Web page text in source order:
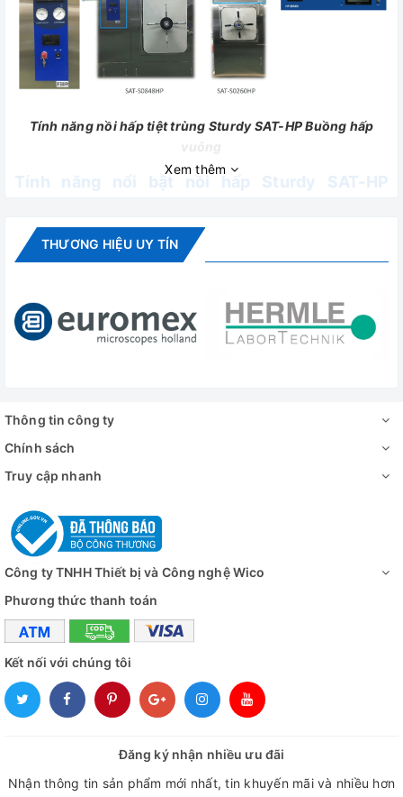
Tính năng nồi hấp tiệt trùng Sturdy SAT-HP Buồng hấp
Tính năng nổi bật nồi hấp Sturdy SAT-HP
- Đáp ứng tiêu chuẩn ISO 13485:2003, NS-EN ISO
13485:2012, CE certified (tiêu chuẩn an toàn áp suất:
- Tiêu chuẩn thiết kế: tiêu chuẩn ASME VIII
- Nồi hấp tiệt trùng dung tích lớn, buồng hấp nằm ngang,
trùng.
- Bộ điều khiển PLC màn hình HMI, tính năng tạo chân không
trước quá trình tiệt trùng và sấy khô bằng chân không sau
quá trình tiệt trùng
- Được thiết kế chuyên dụng trong bệnh viện, trung tâm y
học, công nghệ thực phẩm, điện tử…
Xem thêm
THƯƠNG HIỆU UY TÍN
Thông tin công ty
Chính sách
Truy cập nhanh
Công ty TNHH Thiết bị và Công nghệ Wico
Phương thức thanh toán
Kết nối với chúng tôi
Đăng ký nhận nhiều ưu đãi
Nhận thông tin sản phẩm mới nhất, tin khuyến mãi và nhiều hơn